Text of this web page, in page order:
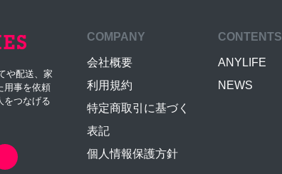
や配送、家
用事を依頼
をつなげる
COMPANY
会社概要
利用規約
特定商取引に基づく
表記
個人情報保護方針
CONTENTS
ANYLIFE
NEWS